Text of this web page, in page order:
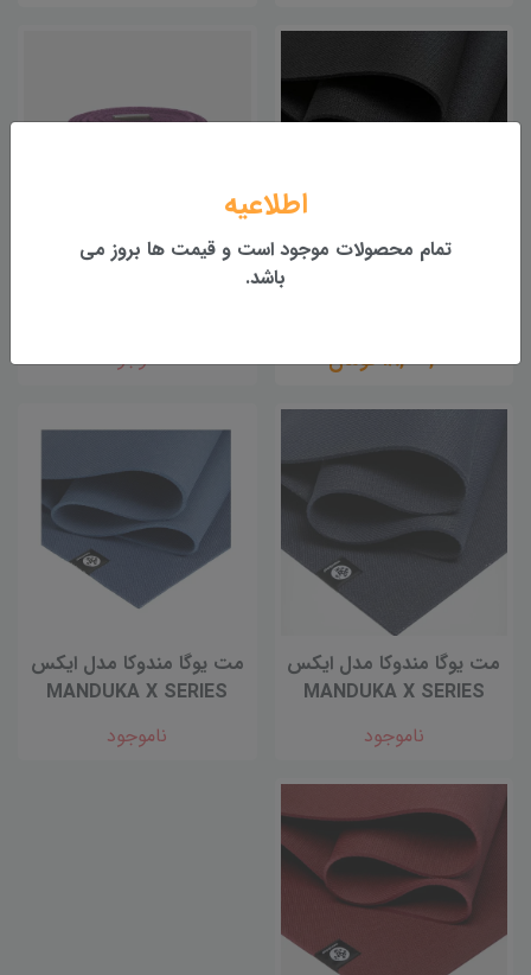
18,000,000 تومان
ناموجود
مت یوگا مندوکا مدل ایکس
MANDUKA X SERIES
ناموجود
مت یوگا مندوکا مدل ایکس
MANDUKA X SERIES
ناموجود
اطلاعیه
تمام محصولات موجود است و قیمت ها بروز می
باشد.